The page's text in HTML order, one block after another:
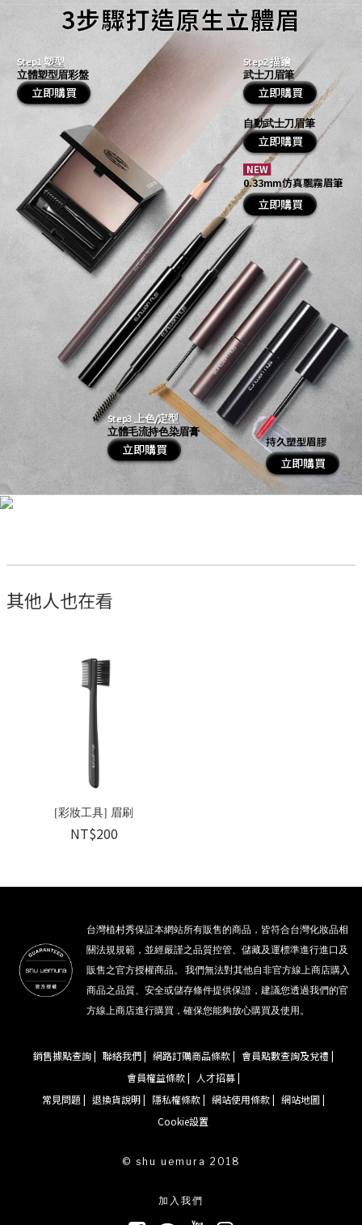
3步驟打造原生立體眉​
Step1 塑型
立體塑型眉彩盤
立即購買
Step2 描繪
武士刀眉筆
立即購買
自動武士刀眉筆​
立即購買
Step3 上色/定型
立體毛流持色染眉膏
立即購買 持久塑型眉膠​
立即購買
NEW
0.33mm仿真飄霧眉筆​​
立即購買
其他人也在看
[彩妝工具] 眉刷
NT$200
台灣植村秀保証本網站所有販售的商品，皆符合台灣化妝品相
關法規規範，並經嚴謹之品質控管、儲藏及運標準進行進口及
販售之官方授權商品。 我們無法對其他自非官方線上商店購入
商品之品質、安全或儲存條件提供保證，建議您透過我們的官
方線上商店進行購買，確保您能夠放心購買及使用。
銷售據點查詢 | 聯絡我們 | 網路訂購商品條款 |
會員點數查詢及兌禮 |
會員權益條款 |
人才招募 |
常見問題 |
退換貨說明 | 隱私權條款 | 網站使用條款 |
網站地圖 |
Cookie設置
© shu uemura 2018
加入我們